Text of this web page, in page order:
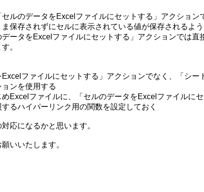
ルのデータをExcelファイルにセットする」アクション
保存されずにセルに表示されている値が保存されるよう
ータをExcelファイルにセットする」アクションでは直
。
Excelファイルにセットする」アクションでなく、「シ
ンを使用する
めExcelファイルに、「セルのデータをExcelファイルに
るハイパーリンク用の関数を設定しておく
応になるかと思います。
いいたします。